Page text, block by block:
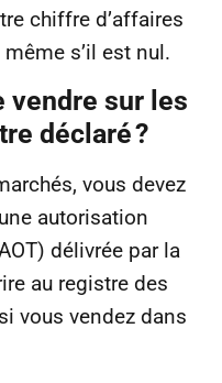
chiffre d’affaires
s’il est nul.
vendre sur les
déclaré ?
vous devez
autorisation
délivrée par la
au registre des
vous vendez dans